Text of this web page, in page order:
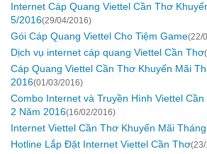
Internet Cáp Quang Viettel Cần Thơ
5/2016(29/04/2016)
Gói Cáp Quang Viettel Cho Tiệm Game(22/
Dịch vụ internet cáp quang Viettel Cần Thơ
Cáp Quang Viettel Cần Thơ Khuyến Mãi
2016(01/03/2016)
Combo Internet và Truyền Hình Viettel
2 Năm 2016(16/02/2016)
Internet Viettel Cần Thơ Khuyến Mãi
Hotline Lắp Đặt Internet Viettel Cần Thơ